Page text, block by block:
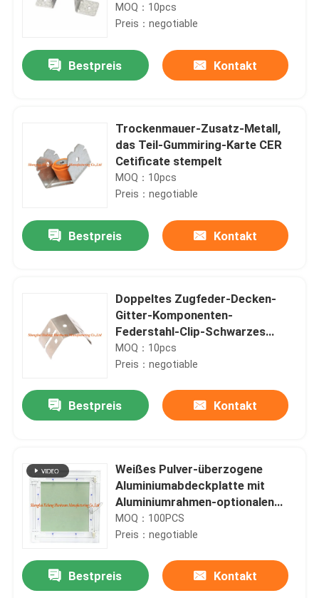
MOQ：10pcs
Preis：negotiable
Bestpreis Kontakt
Trockenmauer-Zusatz-Metall,
das Teil-Gummiring-Karte CER
Cetificate stempelt
MOQ：10pcs
Preis：negotiable
Bestpreis Kontakt
Doppeltes Zugfeder-Decken-
Gitter-Komponenten-
Federstahl-Clip-Schwarzes
phosphatierte verzinktes
MOQ：10pcs
Preis：negotiable
Bestpreis Kontakt
Weißes Pulver-überzogene
Aluminiumabdeckplatte mit
Aluminiumrahmen-optionalen
Schnur-Haken für Decken und
Wand
MOQ：100PCS
Preis：negotiable
Bestpreis Kontakt